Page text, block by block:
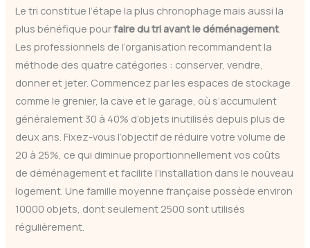
Le tri constitue l’étape la plus chronophage mais aussi la
plus bénéfique pourfaire du tri avant le déménagement
Les professionnels de l’organisation recommandent la
méthode des quatre catégories : conserver, vendre,
donner et jeter. Commencez par les espaces de stockage
comme le grenier, la cave et le garage, où s’accumulent
généralement 30 à 40% d’objets inutilisés depuis plus de
deux ans. Fixez-vous l’objectif de réduire votre volume de
20 à 25%, ce qui diminue proportionnellement vos coûts
de déménagement et facilite l’installation dans le nouveau
logement. Une famille moyenne française possède environ
10000 objets, dont seulement 2500 sont utilisés
régulièrement.